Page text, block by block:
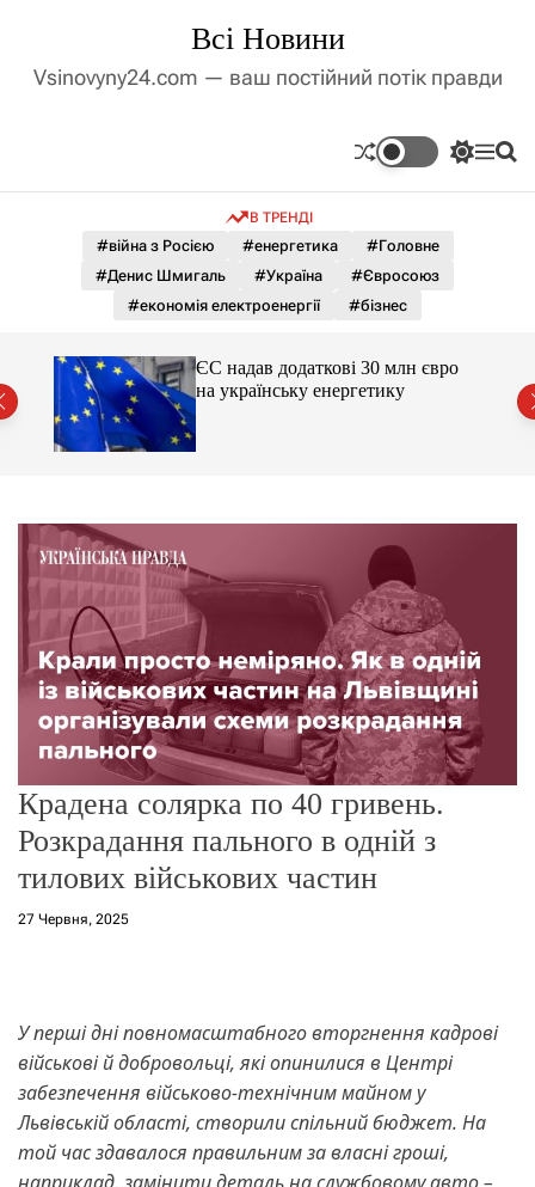
д
у
Всі Новини
Vsinovyny24.com — ваш постійний потік правди
П
м
к
о
г
ж
и
м
у
М П
В ТРЕНДІ
#війна з Росією #енергетика
#Головне
#Денис Шмигаль
#Україна
#Євросоюз
#економія електроенергії
#бізнес
ЄС надав додаткові 30 млн євро
на українську енергетику
Крадена солярка по 40 гривень.
Розкрадання пального в одній з
тилових військових частин
27 Червня, 2025
У перші дні повномасштабного вторгнення кадрові
військові й добровольці, які опинилися в Центрі
забезпечення військово-технічним майном у
Львівській області, створили спільний бюджет. На
той час здавалося правильним за власні гроші,